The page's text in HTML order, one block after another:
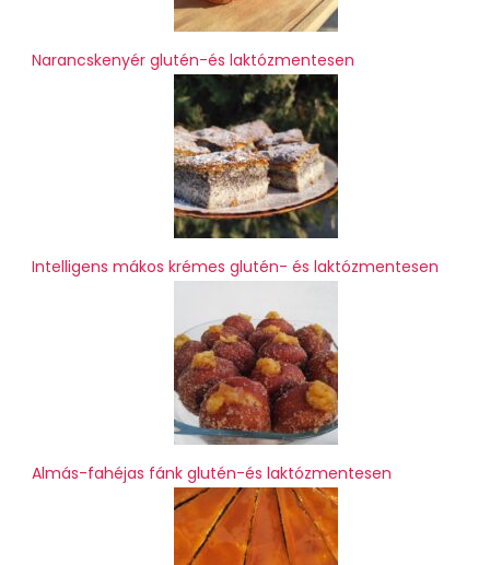
Narancskenyér glutén-és laktózmentesen
Intelligens mákos krémes glutén- és laktózmentesen
Almás-fahéjas fánk glutén-és laktózmentesen